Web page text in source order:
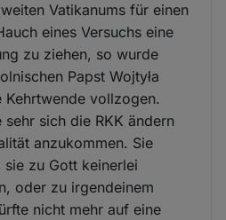
Vatikanums für einen
eines Versuchs eine
zu ziehen, so wurde
Papst Wojtyła
Kehrtwende vollzogen.
sich die RKK ändern
anzukommen. Sie
zu Gott keinerlei
oder zu irgendeinem
nicht mehr auf eine